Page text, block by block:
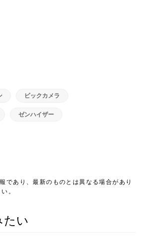
ビックカメラ
ゼンハイザー
であり、最新のものとは異なる場合があり
。
たい